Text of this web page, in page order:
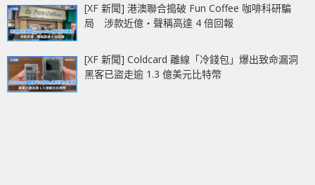
[XF 新聞] 港澳聯合搗破 Fun Coffee 咖啡科研騙
局 涉款近億‧聲稱高達 4 倍回報
[XF 新聞] Coldcard 離線「冷錢包」爆出致命漏洞
黑客已盜走逾 1.3 億美元比特幣